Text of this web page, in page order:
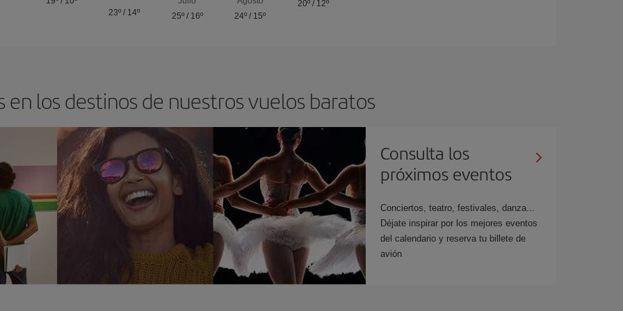
23º / 14º
25º/ 16º
24º / 15º
20º/ 12º
en los destinos de nuestros vuelos baratos
Consulta los
próximos eventos
Conciertos, teatro, festivales, danza...
Déjate inspirar por los mejores eventos
del calendario y reserva tu billete de
avión